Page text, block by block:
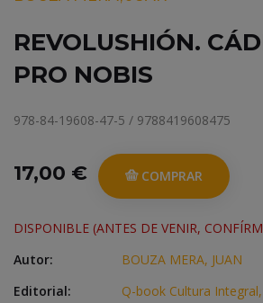
REVOLUSHIÓN.
PRO NOBIS
978-84-19608-47-5 / 9788419608475
17,00 € COMPRAR
DISPONIBLE (ANTES DE VENIR,
Autor:
BOUZA MERA, JUAN
Editorial:
Q-book Cultura Integral,